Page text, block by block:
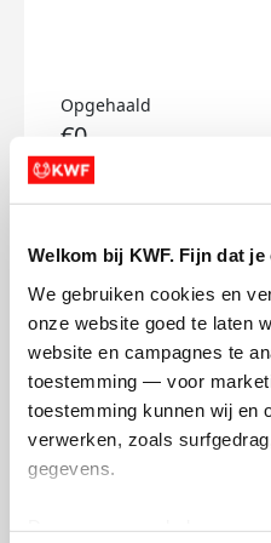
Welkom bij KWF. Fijn dat
We gebruiken cookies en
onze website goed te laten
website en campagnes te
toestemming — voor
toestemming kunnen wij en
verwerken, zoals
gegevens.
Opgehaald
€0
Doneer
Elise's